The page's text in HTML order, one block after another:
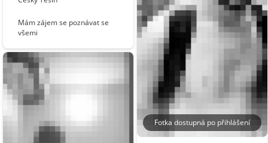
Mám zájem se poznávat se
všemi
Fotka dostupná po přihlášení